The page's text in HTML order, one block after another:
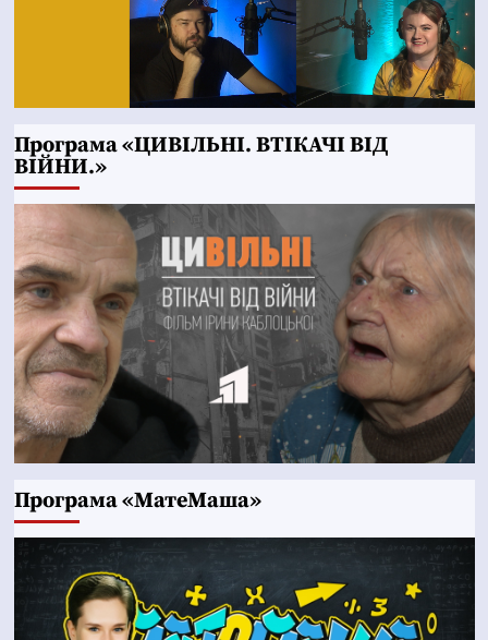
Програма «ЦИВІЛЬНІ. ВТІКАЧІ ВІД
ВІЙНИ.»
Програма «МатеМаша»